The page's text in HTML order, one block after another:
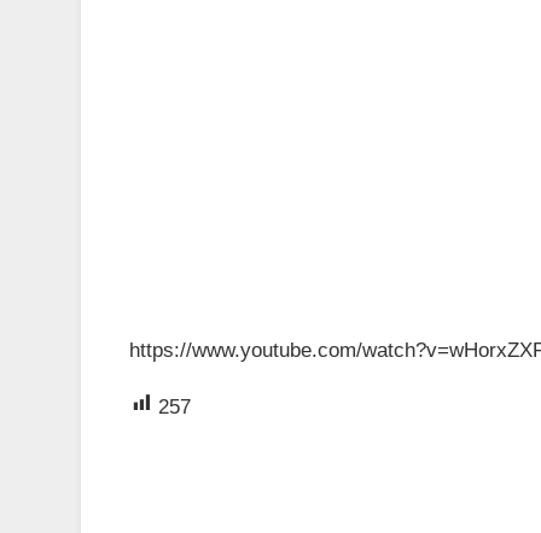
https://www.youtube.com/
257